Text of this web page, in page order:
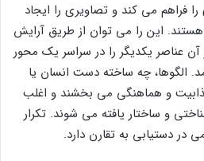
فراهم می کند و تصاویری را ایجاد
این را می توان از طریق آرایش
عناصر یکدیگر را در سراسر یک محور
الگوها، چه ساخته دست انسان یا
و هماهنگی می بخشند و اغلب
و ساختار یافته می شوند. تکرار
در دستیابی به تقارن دارد.